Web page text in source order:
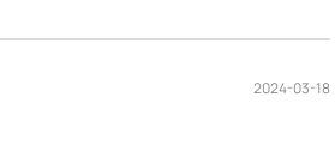
2024-03-18